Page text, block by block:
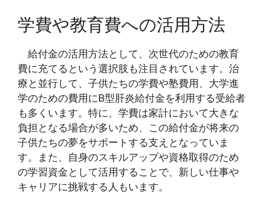
学費や教育費への活用方法
給付金の活用方法として、次世代のための教育
費に充てるという選択肢も注目されています。治
療と並行して、子供たちの学費や塾費用、大学進
学のための費用にB型肝炎給付金を利用する受給者
も多くいます。特に、学費は家計において大きな
負担となる場合が多いため、この給付金が将来の
子供たちの夢をサポートする支えとなっていま
す。また、自身のスキルアップや資格取得のため
の学習資金として活用することで、新しい仕事や
キャリアに挑戦する人もいます。